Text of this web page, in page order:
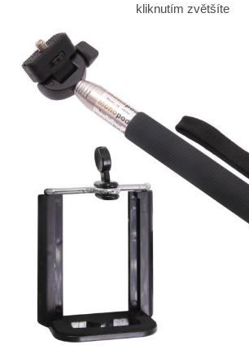
kliknutím zvětšíte